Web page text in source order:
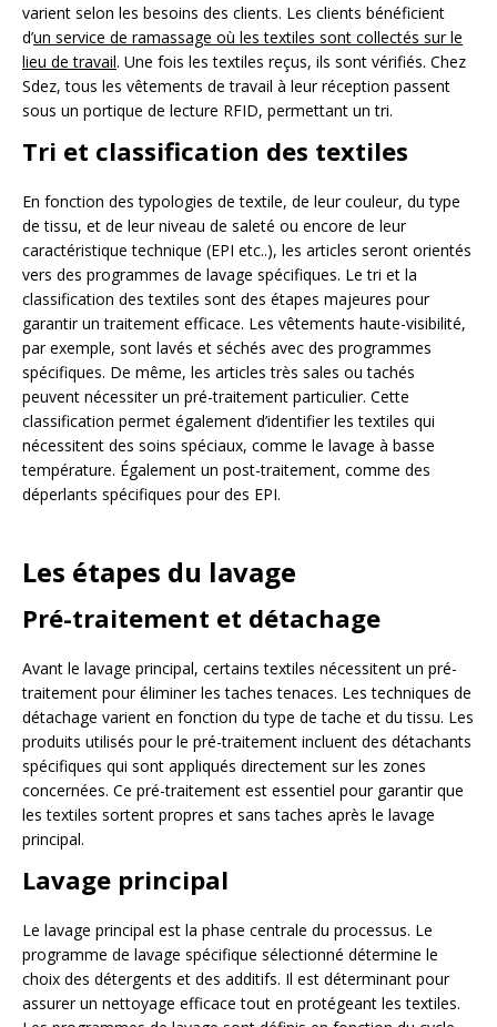
varient selon les besoins des clients. Les clients bénéficient
d’un service de ramassage où les textiles sont collectés sur le
lieu de travail. Une fois les textiles reçus, ils sont vérifiés. Chez
Sdez, tous les vêtements de travail à leur réception passent
sous un portique de lecture RFID, permettant un tri.
Tri et classification des textiles
En fonction des typologies de textile, de leur couleur, du type
de tissu, et de leur niveau de saleté ou encore de leur
caractéristique technique (EPI etc..), les articles seront orientés
vers des programmes de lavage spécifiques. Le tri et la
classification des textiles sont des étapes majeures pour
garantir un traitement efficace. Les vêtements haute-visibilité,
par exemple, sont lavés et séchés avec des programmes
spécifiques. De même, les articles très sales ou tachés
peuvent nécessiter un pré-traitement particulier. Cette
classification permet également d’identifier les textiles qui
nécessitent des soins spéciaux, comme le lavage à basse
température. Également un post-traitement, comme des
déperlants spécifiques pour des EPI.
Les étapes du lavage
Pré-traitement et détachage
Avant le lavage principal, certains textiles nécessitent un pré-
traitement pour éliminer les taches tenaces. Les techniques de
détachage varient en fonction du type de tache et du tissu. Les
produits utilisés pour le pré-traitement incluent des détachants
spécifiques qui sont appliqués directement sur les zones
concernées. Ce pré-traitement est essentiel pour garantir que
les textiles sortent propres et sans taches après le lavage
principal.
Lavage principal
Le lavage principal est la phase centrale du processus. Le
programme de lavage spécifique sélectionné détermine le
choix des détergents et des additifs. Il est déterminant pour
assurer un nettoyage efficace tout en protégeant les textiles.